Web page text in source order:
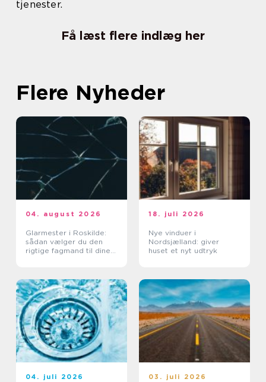
tjenester.
Få læst flere indlæg her
Flere Nyheder
04. august 2026
Glarmester i Roskilde:
sådan vælger du den
rigtige fagmand til dine
18. juli 2026
Nye vinduer i
Nordsjælland: giver
huset et nyt udtryk
04. juli 2026 03. juli 2026